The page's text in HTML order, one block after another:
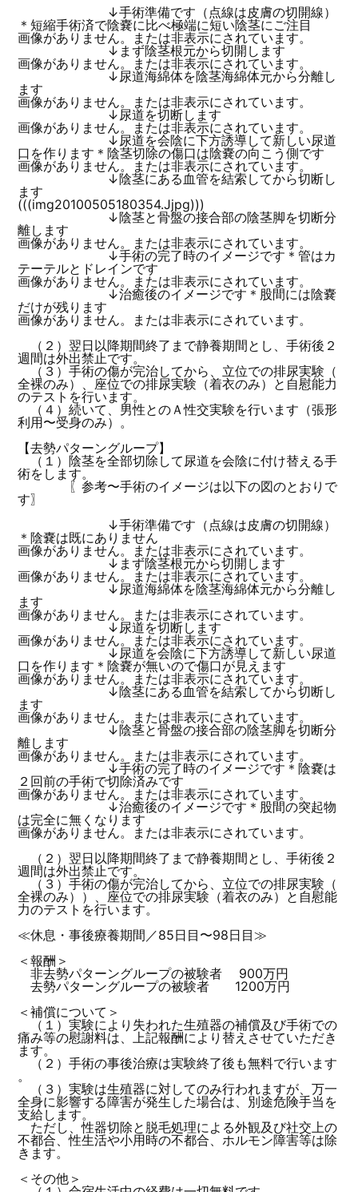
↓手術準備です（点線は皮膚の切開線）
＊短縮手術済で陰嚢に比べ極端に短い陰茎にご注目
画像がありません。または非表示にされています。
↓まず陰茎根元から切開します
画像がありません。または非表示にされています。
↓尿道海綿体を陰茎海綿体元から分離し
ます
画像がありません。または非表示にされています。
↓尿道を切断します
画像がありません。または非表示にされています。
↓尿道を会陰に下方誘導して新しい尿道
口を作ります＊陰茎切除の傷口は陰嚢の向こう側です
画像がありません。または非表示にされています。
↓陰茎にある血管を結索してから切断し
ます
(((img20100505180354.Jjpg)))
↓陰茎と骨盤の接合部の陰茎脚を切断分
離します
画像がありません。または非表示にされています。
↓手術の完了時のイメージです＊管はカ
テーテルとドレインです
画像がありません。または非表示にされています。
↓治癒後のイメージです＊股間には陰嚢
だけが残ります
画像がありません。または非表示にされています。
（２）翌日以降期間終了まで静養期間とし、手術後２
週間は外出禁止です。
（３）手術の傷が完治してから、立位での排尿実験（
全裸のみ）、座位での排尿実験（着衣のみ）と自慰能力
のテストを行います。
（４）続いて、男性とのＡ性交実験を行います（張形
利用〜受身のみ）。
【去勢パターングループ】
（１）陰茎を全部切除して尿道を会陰に付け替える手
術をします。
〖参考〜手術のイメージは以下の図のとおりで
す〗
↓手術準備です（点線は皮膚の切開線）
＊陰嚢は既にありません
画像がありません。または非表示にされています。
↓まず陰茎根元から切開します
画像がありません。または非表示にされています。
↓尿道海綿体を陰茎海綿体元から分離し
ます
画像がありません。または非表示にされています。
↓尿道を切断します
画像がありません。または非表示にされています。
↓尿道を会陰に下方誘導して新しい尿道
口を作ります＊陰嚢が無いので傷口が見えます
画像がありません。または非表示にされています。
↓陰茎にある血管を結索してから切断し
ます
画像がありません。または非表示にされています。
↓陰茎と骨盤の接合部の陰茎脚を切断分
離します
画像がありません。または非表示にされています。
↓手術の完了時のイメージです＊陰嚢は
２回前の手術で切除済みです
画像がありません。または非表示にされています。
↓治癒後のイメージです＊股間の突起物
は完全に無くなります
画像がありません。または非表示にされています。
（２）翌日以降期間終了まで静養期間とし、手術後２
週間は外出禁止です。
（３）手術の傷が完治してから、立位での排尿実験（
全裸のみ））、座位での排尿実験（着衣のみ）と自慰能
力のテストを行います。
≪休息・事後療養期間／85日目〜98日目≫
＜報酬＞
非去勢パターングループの被験者 900万円
去勢パターングループの被験者 1200万円
＜補償について＞
（１）実験により失われた生殖器の補償及び手術での
痛み等の慰謝料は、上記報酬により替えさせていただき
ます。
（２）手術の事後治療は実験終了後も無料で行います
。
（３）実験は生殖器に対してのみ行われますが、万一
全身に影響する障害が発生した場合は、別途危険手当を
支給します。
ただし、性器切除と脱毛処理による外観及び社交上の
不都合、性生活や小用時の不都合、ホルモン障害等は除
きます。
＜その他＞